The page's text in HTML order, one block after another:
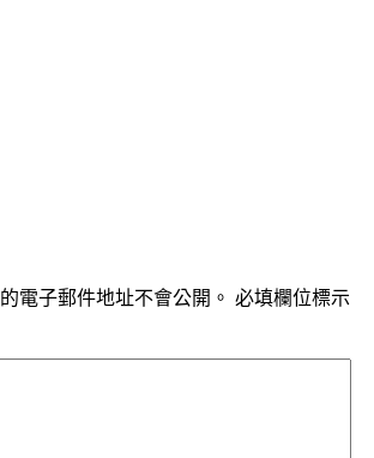
電子郵件地址不會公開。 必填欄位標示